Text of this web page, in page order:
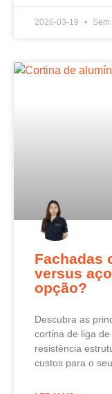
2026-03-19
Fachadas
versus
opção?
Descubra as
cortina de liga
resistência
custos para o